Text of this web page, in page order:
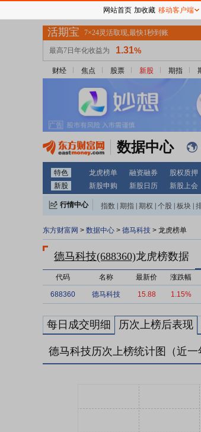
财经 焦点 股票 新股 期指
数据中心
特色 龙虎榜单 融资融券 股权质押
新股
新股申购 新股日历 新股上会
行情中心 指数 期指 期权 个股 板块
东方财富网 > 数据中心 > 德马科技 > 龙虎榜单
德马科技(688360)龙虎榜数据
代码 名称 最新价 涨跌幅
688360 德马科技 15.88 1.15%
每日成交明细 历次上榜后表现
德马科技历次上榜统计图（近一
网站首页 加收藏 移动客户端